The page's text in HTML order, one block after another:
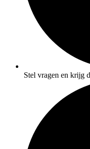
Stel vragen en krijg